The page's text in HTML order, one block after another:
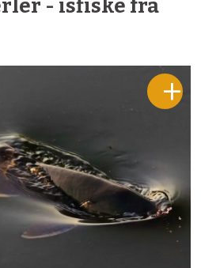
- isfiske fra